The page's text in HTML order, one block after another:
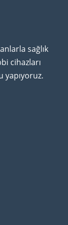
sağlık
cihazları